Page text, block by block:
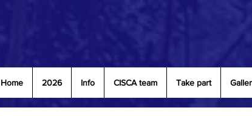
Home 2026 Info CISCA team Take part